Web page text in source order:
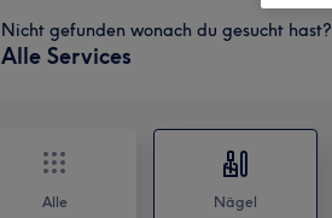
Nicht gefunden wonach du gesucht hast?
Alle Services
Alle Nägel